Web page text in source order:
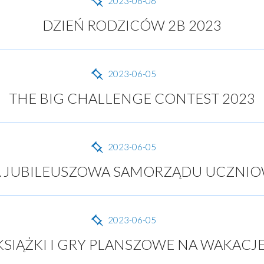
DZIEŃ RODZICÓW 2B 2023
2023-06-05
THE BIG CHALLENGE CONTEST 2023
2023-06-05
JUBILEUSZOWA SAMORZĄDU
2023-06-05
I GRY PLANSZOWE NA